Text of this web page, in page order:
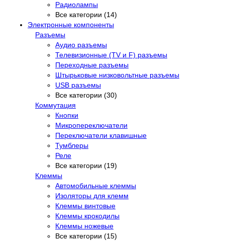
Радиолампы
Все категории (14)
Электронные компоненты
Разъемы
Аудио разъемы
Телевизионные (TV и F) разъемы
Переходные разъемы
Штырьковые низковольтные разъемы
USB разъемы
Все категории (30)
Коммутация
Кнопки
Микропереключатели
Переключатели клавишные
Тумблеры
Реле
Все категории (19)
Клеммы
Автомобильные клеммы
Изоляторы для клемм
Клеммы винтовые
Клеммы крокодилы
Клеммы ножевые
Все категории (15)